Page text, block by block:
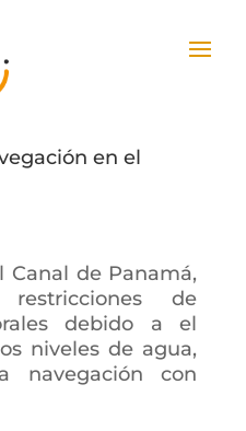
en el
Canal de Panamá,
de
debido a el
niveles de agua,
navegación con